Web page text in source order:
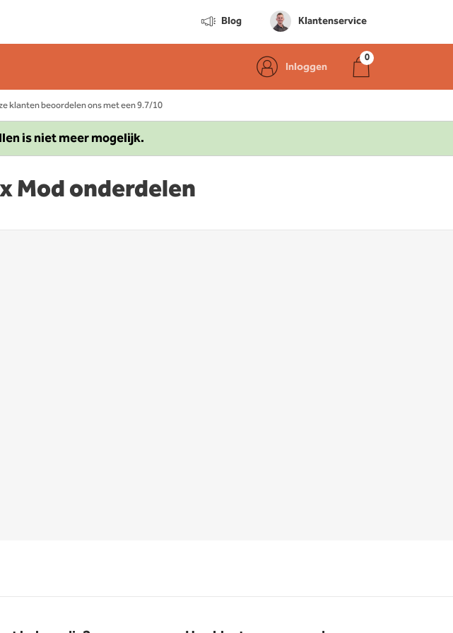
Blog Klantenservice
Inloggen
klanten beoordelen ons met een 9.7/10
is niet meer mogelijk.
Mod onderdelen